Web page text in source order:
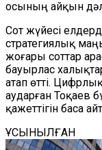
осының айқын
Сот жүйесі
стратегиялық
жоғары соттар
бауырлас
атап өтті.
аударған Тоқаев
қажеттігін баса
ҰСЫНЫЛҒАН